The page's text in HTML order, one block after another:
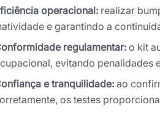
operacional: realizar
e garantindo a
regulamentar:o kit
evitando penalidades
e tranquilidade:ao
os testes